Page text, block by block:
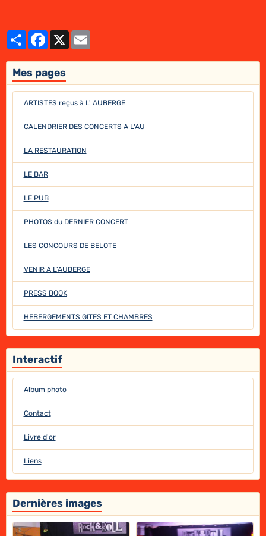
PartagerFacebook
X
Mes pages
ARTISTES reçus à L' AUBERGE
CALENDRIER DES CONCERTS A L'AU
LA RESTAURATION
LE BAR
LE PUB
PHOTOS du DERNIER CONCERT
LES CONCOURS DE BELOTE
VENIR A L'AUBERGE
PRESS BOOK
HEBERGEMENTS GITES ET CHAMBRES
Interactif
Album photo
Contact
Livre d'or
Liens
Dernières images